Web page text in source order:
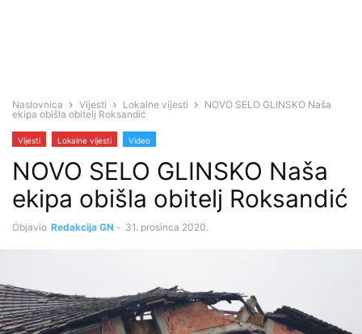
Naslovnica Vijesti Lokalne vijesti
NOVO SELO GLINSKO Naša
ekipa obišla obitelj Roksandić
Vijesti Lokalne vijesti Video
NOVO SELO GLINSKO Naša
ekipa obišla obitelj Roksandić
Objavio Redakcija GN - 31. prosinca 2020.